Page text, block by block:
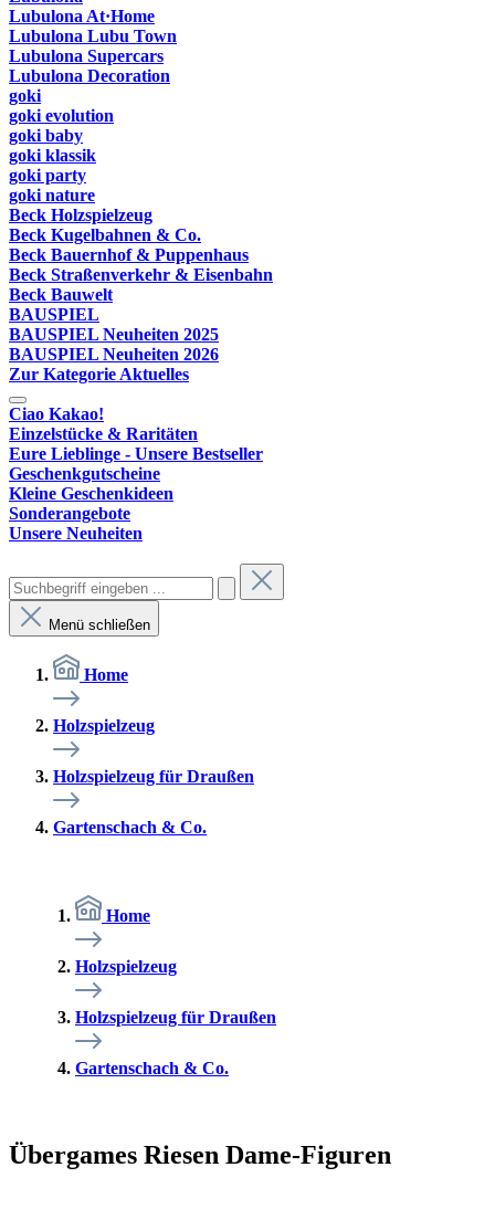
Lubulona At·Home
Lubulona Lubu Town
Lubulona Supercars
Lubulona Decoration
goki
goki evolution
goki baby
goki klassik
goki party
goki nature
Beck Holzspielzeug
Beck Kugelbahnen & Co.
Beck Bauernhof & Puppenhaus
Beck Straßenverkehr & Eisenbahn
Beck Bauwelt
BAUSPIEL
BAUSPIEL Neuheiten 2025
BAUSPIEL Neuheiten 2026
Zur Kategorie Aktuelles
Ciao Kakao!
Einzelstücke & Raritäten
Eure Lieblinge - Unsere Bestseller
Geschenkgutscheine
Kleine Geschenkideen
Sonderangebote
Unsere Neuheiten
Menü schließen
Home
Holzspielzeug
Holzspielzeug für Draußen
Gartenschach & Co.
Home
Holzspielzeug
Holzspielzeug für Draußen
Gartenschach & Co.
Übergames Riesen Dame-Figuren